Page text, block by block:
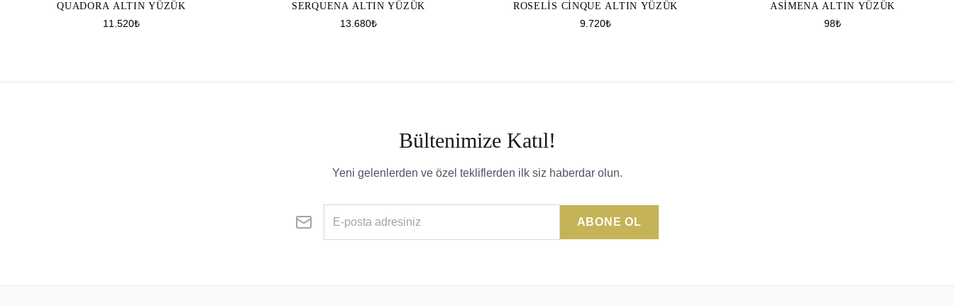
QUADORA ALTIN YÜZÜK
11.520₺
SERQUENA ALTIN YÜZÜK
13.680₺
ROSELIS CINQUE ALTIN YÜZÜK
9.720₺
ASIMENA ALTIN YÜZÜK
98₺
Bültenimize Katıl!
Yeni gelenlerden ve özel tekliflerden ilk siz haberdar olun.
ABONE OL